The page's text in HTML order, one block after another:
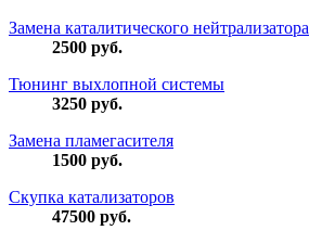
Замена каталитического нейтрализатора
2500 руб.
Тюнинг выхлопной системы
3250 руб.
Замена пламегасителя
1500 руб.
Скупка катализаторов
47500 руб.